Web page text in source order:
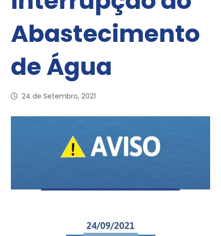
Abastecimento
de Água
24 de Setembro, 2021